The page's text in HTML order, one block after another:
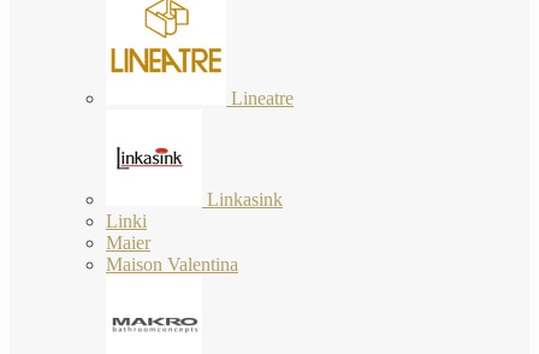
Lineatre
Linkasink
Linki
Maier
Maison Valentina